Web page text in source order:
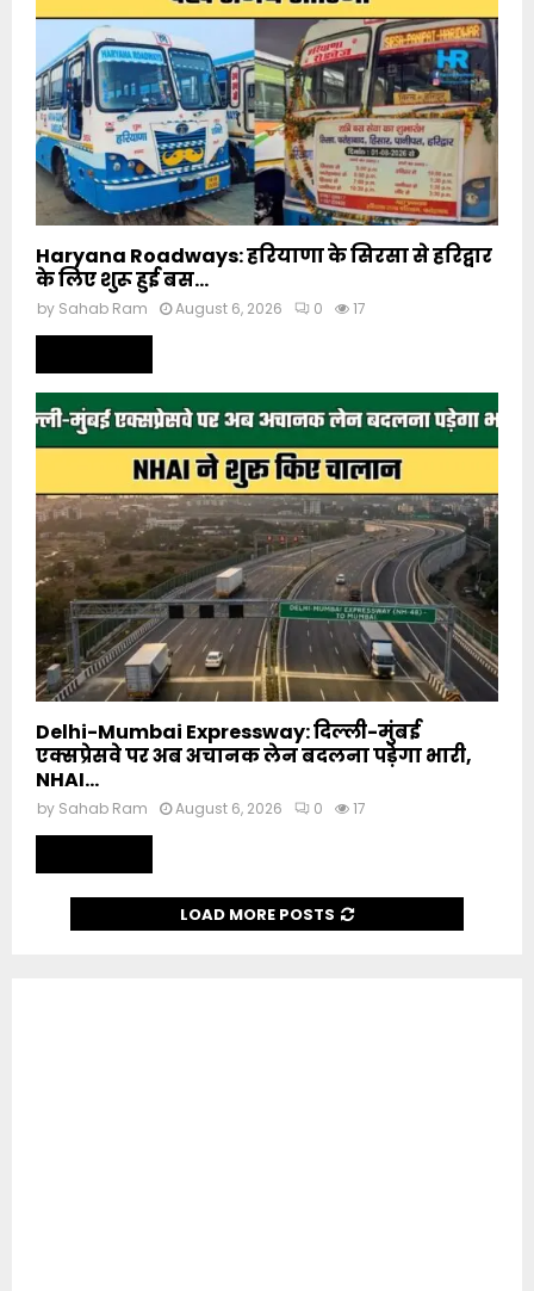
Haryana Roadways: हरियाणा के सिरसा से हरिद्वार
के लिए शुरू हुई बस...
by Sahab Ram August 6, 2026 0 17
Delhi-Mumbai Expressway: दिल्ली-मुंबई
एक्सप्रेसवे पर अब अचानक लेन बदलना पड़ेगा भारी,
NHAI...
by Sahab Ram August 6, 2026 0 17
LOAD MORE POSTS